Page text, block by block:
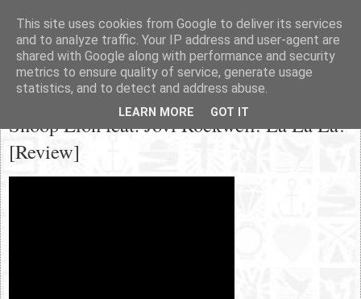
Samstag, 21. Juli 2012
Snoop Lion feat. Jovi Rockwell: La La La!
[Review]
This site uses cookies from Google to deliver its services
and to analyze traffic. Your IP address and user-agent are
shared with Google along with performance and security
metrics to ensure quality of service, generate usage
statistics, and to detect and address abuse.
LEARN MORE GOT IT